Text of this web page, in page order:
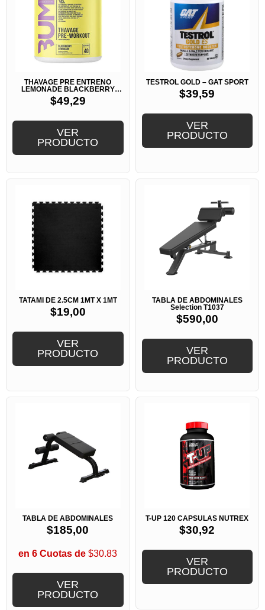
THAVAGE PRE ENTRENO
LEMONADE BLACKBERRY
40SERV -RAW CBUM
$49,29
VER
PRODUCTO
TESTROL GOLD – GAT SPORT
$39,59
VER
PRODUCTO
TATAMI DE 2.5CM 1MT X 1MT
$19,00
VER
PRODUCTO
TABLA DE ABDOMINALES
Selection T1037
$590,00
VER
PRODUCTO
TABLA DE ABDOMINALES
$185,00
en 6 Cuotas de $30.83
VER
PRODUCTO
T-UP 120 CAPSULAS NUTREX
$30,92
VER
PRODUCTO